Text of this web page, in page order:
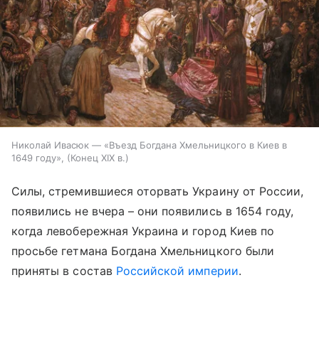
Николай Ивасюк — «Въезд Богдана Хмельницкого в Киев в
1649 году», (Конец XIX в.)
Силы, стремившиеся оторвать Украину от России,
появились не вчера – они появились в 1654 году,
когда левобережная Украина и город Киев по
просьбе гетмана Богдана Хмельницкого были
приняты в состав Российской империи.